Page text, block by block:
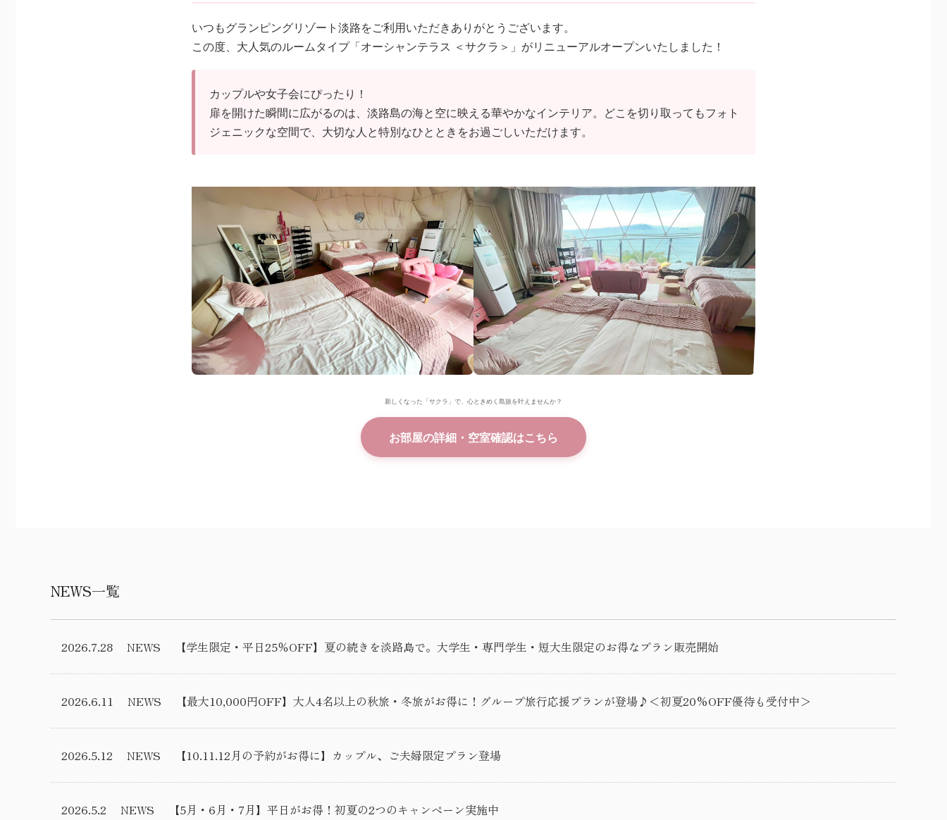
いつもグランピングリゾート淡路をご利用いただきありがとうございます。
この度、大人気のルームタイプ「オーシャンテラス ＜サクラ＞」 がリニューアルオープンいたしました！
カップルや女子会にぴったり！
扉を開けた瞬間に広がるのは、淡路島の海と空に映える華やかなインテリア。どこを切り取ってもフォト
ジェニックな空間で、大切な人と特別なひとときをお過ごしいただけます。
新しくなった「サクラ」で、心ときめく島旅を叶えませんか？
お部屋の詳細・空室確認はこちら
NEWS一覧
2026.7.28 NEWS 【学生限定・平日25％OFF】夏の続きを淡路島で。大学生・専門学生・短大生限定のお得なプラン販売開始
2026.6.11 NEWS 【最大10,000円OFF】大人4名以上の秋旅・冬旅がお得に！グループ旅行応援プランが登場♪＜初夏20%OFF優待も受付中＞
2026.5.12 NEWS 【10.11.12月の予約がお得に】カップル、ご夫婦限定プラン登場
2026.5.2 NEWS 【5月・6月・7月】平日がお得！初夏の2つのキャンペーン実施中